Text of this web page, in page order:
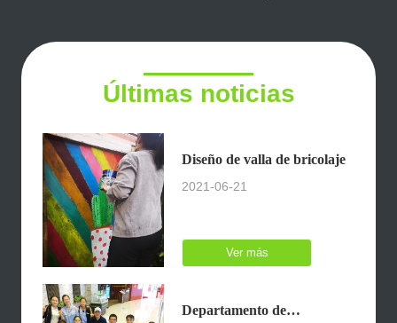
Últimas noticias
Diseño de valla de bricolaje
2021-06-21
Ver más
Departamento de